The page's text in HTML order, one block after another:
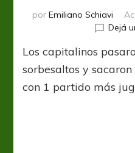
por Emiliano Schiavi
Dejá
Los capitalinos
sorbesaltos y
con 1 partido más